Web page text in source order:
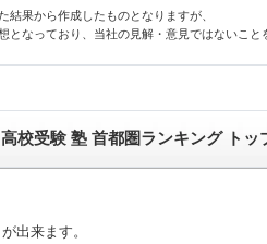
果から作成したものとなりますが、
なっており、当社の見解・意見ではないこと
高校受験 塾 首都圏ランキング トッ
出来ます。